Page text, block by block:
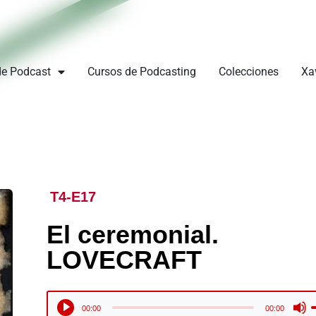
Podcast Cursos de Podcasting Colecciones
T4-E17
El ceremonial.
LOVECRAFT
Reproductor
00:00 00:00